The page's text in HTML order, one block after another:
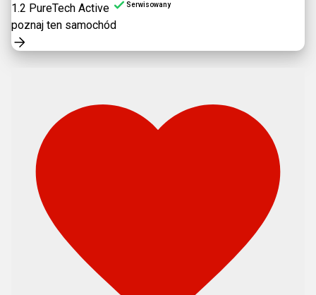
1.2 PureTech Active
Serwisowany
poznaj ten samochód